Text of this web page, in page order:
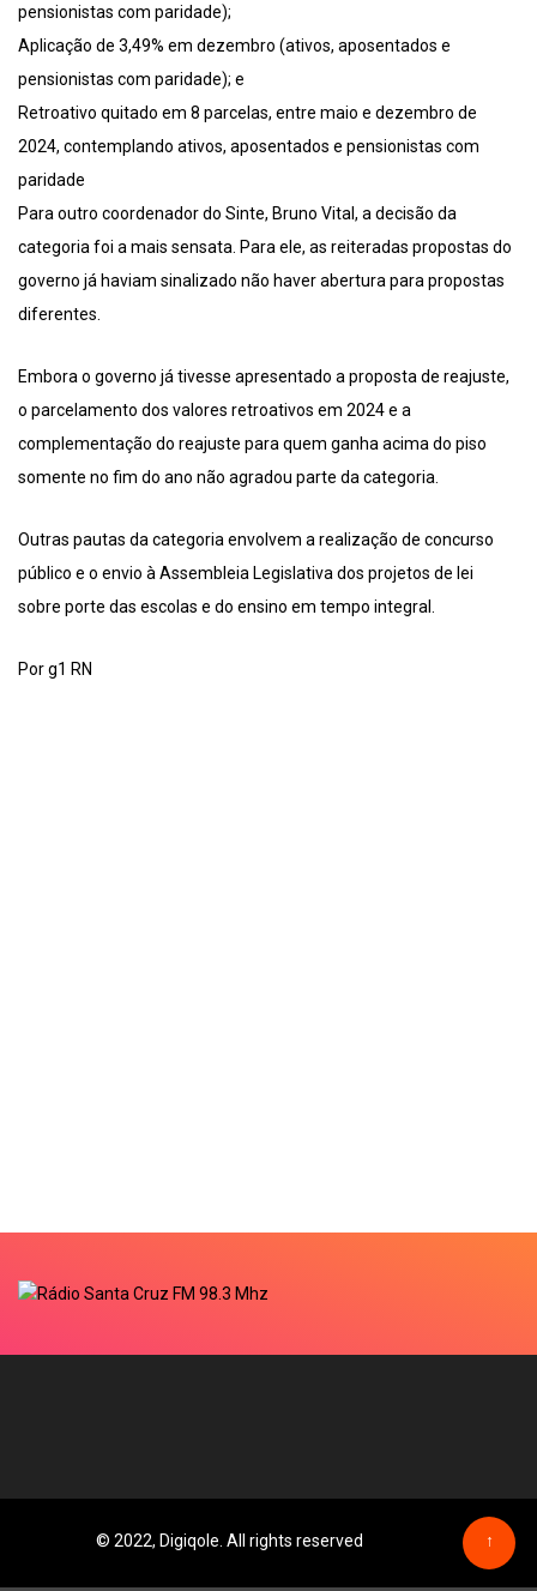
pensionistas com paridade);
Aplicação de 3,49% em dezembro (ativos, aposentados e
pensionistas com paridade); e
Retroativo quitado em 8 parcelas, entre maio e dezembro de
2024, contemplando ativos, aposentados e pensionistas com
paridade
Para outro coordenador do Sinte, Bruno Vital, a decisão da
categoria foi a mais sensata. Para ele, as reiteradas propostas do
governo já haviam sinalizado não haver abertura para propostas
diferentes.
Embora o governo já tivesse apresentado a proposta de reajuste,
o parcelamento dos valores retroativos em 2024 e a
complementação do reajuste para quem ganha acima do piso
somente no fim do ano não agradou parte da categoria.
Outras pautas da categoria envolvem a realização de concurso
público e o envio à Assembleia Legislativa dos projetos de lei
sobre porte das escolas e do ensino em tempo integral.
Por g1 RN
© 2022, Digiqole. All rights reserved ↑